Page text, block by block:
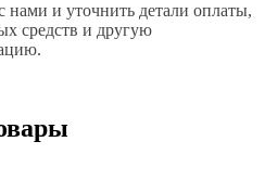
нами и уточнить детали оплаты,
средств и другую